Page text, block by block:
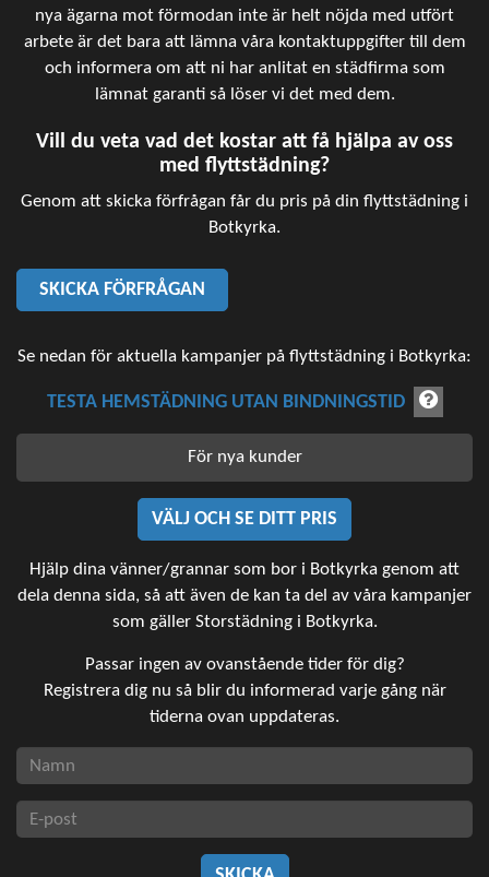
nya ägarna mot förmodan inte är helt nöjda med utfört
arbete är det bara att lämna våra kontaktuppgifter till dem
och informera om att ni har anlitat en städfirma som
lämnat garanti så löser vi det med dem.
Vill du veta vad det kostar att få hjälpa av oss
med flyttstädning?
Genom att skicka förfrågan får du pris på din flyttstädning i
Botkyrka.
SKICKA FÖRFRÅGAN
Se nedan för aktuella kampanjer på flyttstädning i Botkyrka:
TESTA HEMSTÄDNING UTAN BINDNINGSTID
För nya kunder
VÄLJ OCH SE DITT PRIS
Hjälp dina vänner/grannar som bor i Botkyrka genom att
dela denna sida, så att även de kan ta del av våra kampanjer
som gäller Storstädning i Botkyrka.
Passar ingen av ovanstående tider för dig?
Registrera dig nu så blir du informerad varje gång när
tiderna ovan uppdateras.